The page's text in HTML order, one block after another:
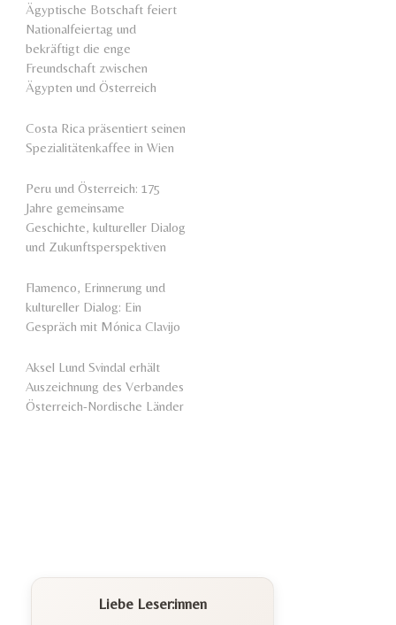
Ägyptische Botschaft feiert
Nationalfeiertag und
bekräftigt die enge
Freundschaft zwischen
Ägypten und Österreich
Costa Rica präsentiert seinen
Spezialitätenkaffee in Wien
Peru und Österreich: 175
Jahre gemeinsame
Geschichte, kultureller Dialog
und Zukunftsperspektiven
Flamenco, Erinnerung und
kultureller Dialog: Ein
Gespräch mit Mónica Clavijo
Aksel Lund Svindal erhält
Auszeichnung des Verbandes
Österreich-Nordische Länder
Liebe Leser:innen